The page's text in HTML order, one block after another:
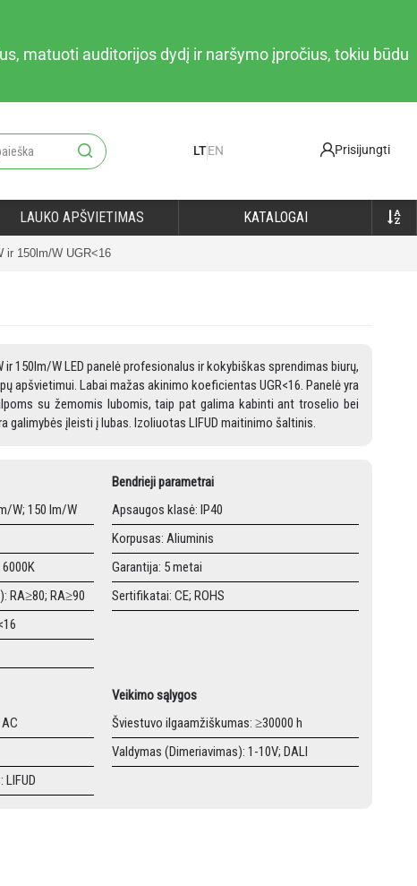
matuoti auditorijos dydį ir naršymo įpročius, tokiu būdu
LTEN Prisijungti
LAUKO APŠVIETIMAS KATALOGAI
ir 150lm/W UGR<16
150lm/W LED panelė profesionalus ir kokybiškas sprendimas biurų,
apšvietimui. Labai mažas akinimo koeficientas UGR<16. Panelė yra
su žemomis lubomis, taip pat galima kabinti ant troselio bei
galimybės įleisti į lubas. Izoliuotas LIFUD maitinimo šaltinis.
W; 150 lm/W
RA≥80; RA≥90
Bendrieji parametrai
Apsaugos klasė: IP40
Korpusas: Aliuminis
Garantija: 5 metai
Sertifikatai: CE; ROHS
Veikimo sąlygos
Šviestuvo ilgaamžiškumas: ≥30000 h
Valdymas (Dimeriavimas): 1-10V; DALI